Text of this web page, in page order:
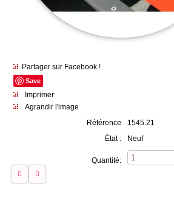
Partager sur Facebook !
Save
Imprimer
Agrandir l'image
Référence
1545.21
État :
Neuf
Quantité: